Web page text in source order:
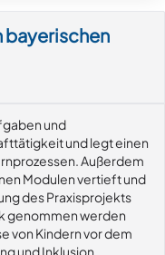
bayerischen
und
und legt einen
Außerdem
Modulen vertieft und
des Praxisprojekts
genommen werden
von Kindern vor dem